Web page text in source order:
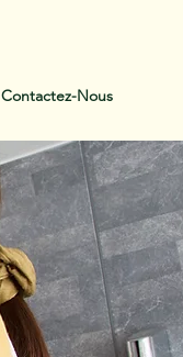
Contactez-Nous